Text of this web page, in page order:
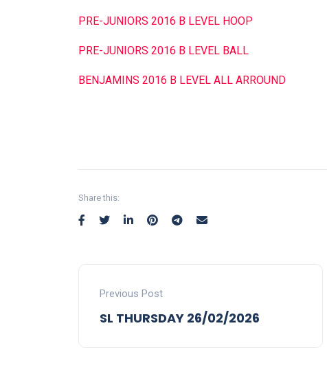
PRE-JUNIORS 2016 B LEVEL HOOP
PRE-JUNIORS 2016 B LEVEL BALL
BENJAMINS 2016 B LEVEL ALL ARROUND
Share this:
Previous Post
SL THURSDAY 26/02/2026